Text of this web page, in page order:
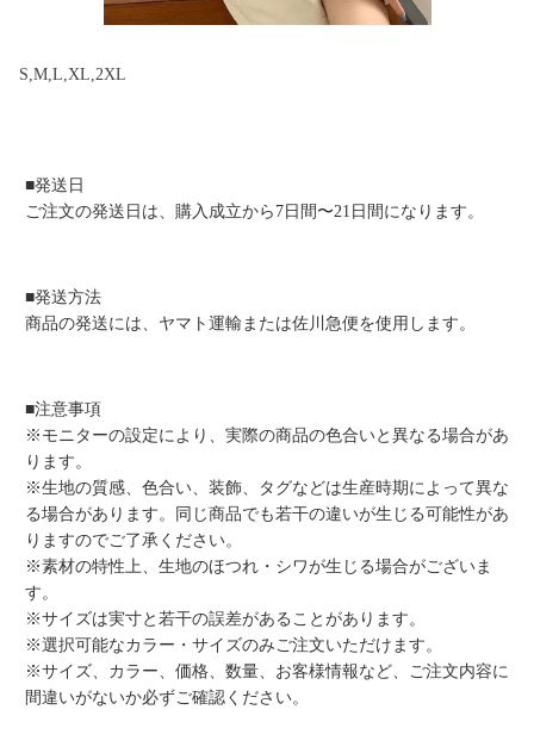
S,M,L,XL,2XL
■発送日
ご注文の発送日は、購入成立から7日間〜21日間になります。
■発送方法
商品の発送には、ヤマト運輸または佐川急便を使用します。
■注意事項
※モニターの設定により、実際の商品の色合いと異なる場合があ
ります。
※生地の質感、色合い、装飾、タグなどは生産時期によって異な
る場合があります。同じ商品でも若干の違いが生じる可能性があ
りますのでご了承ください。
※素材の特性上、生地のほつれ・シワが生じる場合がございま
す。
※サイズは実寸と若干の誤差があることがあります。
※選択可能なカラー・サイズのみご注文いただけます。
※サイズ、カラー、価格、数量、お客様情報など、ご注文内容に
間違いがないか必ずご確認ください。